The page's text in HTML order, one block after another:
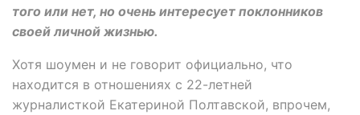
того или нет, но очень интересует поклонников
своей личной жизнью.
Хотя шоумен и не говорит официально, что
находится в отношениях с 22-летней
журналисткой Екатериной Полтавской, впрочем,